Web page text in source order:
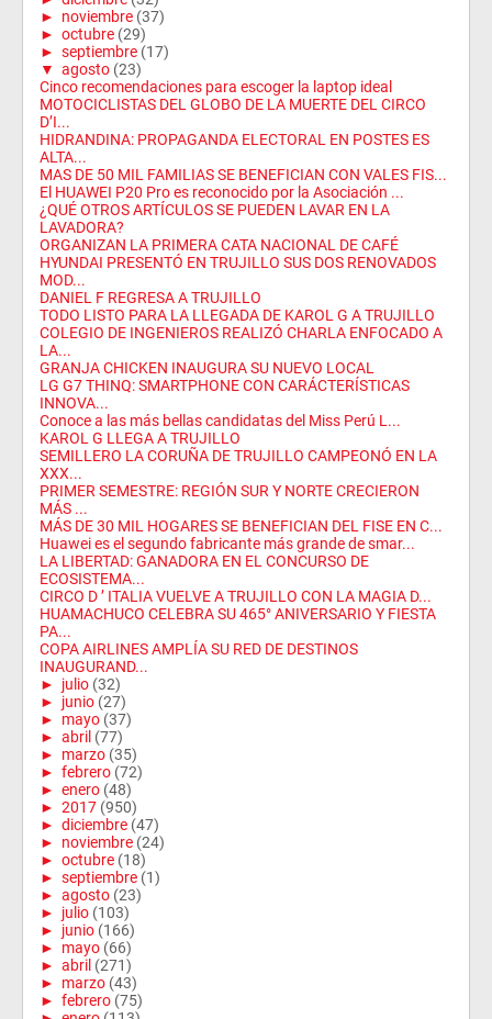
► noviembre (37)
► octubre (29)
► septiembre (17)
▼ agosto (23)
Cinco recomendaciones para escoger la laptop ideal
MOTOCICLISTAS DEL GLOBO DE LA MUERTE DEL CIRCO
D’I...
HIDRANDINA: PROPAGANDA ELECTORAL EN POSTES ES
ALTA...
MAS DE 50 MIL FAMILIAS SE BENEFICIAN CON VALES FIS...
El HUAWEI P20 Pro es reconocido por la Asociación ...
¿QUÉ OTROS ARTÍCULOS SE PUEDEN LAVAR EN LA
LAVADORA?
ORGANIZAN LA PRIMERA CATA NACIONAL DE CAFÉ
HYUNDAI PRESENTÓ EN TRUJILLO SUS DOS RENOVADOS
MOD...
DANIEL F REGRESA A TRUJILLO
TODO LISTO PARA LA LLEGADA DE KAROL G A TRUJILLO
COLEGIO DE INGENIEROS REALIZÓ CHARLA ENFOCADO A
LA...
GRANJA CHICKEN INAUGURA SU NUEVO LOCAL
LG G7 THINQ: SMARTPHONE CON CARÁCTERÍSTICAS
INNOVA...
Conoce a las más bellas candidatas del Miss Perú L...
KAROL G LLEGA A TRUJILLO
SEMILLERO LA CORUÑA DE TRUJILLO CAMPEONÓ EN LA
XXX...
PRIMER SEMESTRE: REGIÓN SUR Y NORTE CRECIERON
MÁS ...
MÁS DE 30 MIL HOGARES SE BENEFICIAN DEL FISE EN C...
Huawei es el segundo fabricante más grande de smar...
LA LIBERTAD: GANADORA EN EL CONCURSO DE
ECOSISTEMA...
CIRCO D ’ ITALIA VUELVE A TRUJILLO CON LA MAGIA D...
HUAMACHUCO CELEBRA SU 465° ANIVERSARIO Y FIESTA
PA...
COPA AIRLINES AMPLÍA SU RED DE DESTINOS
INAUGURAND...
► julio (32)
► junio (27)
► mayo (37)
► abril (77)
► marzo (35)
► febrero (72)
► enero (48)
► 2017 (950)
► diciembre (47)
► noviembre (24)
► octubre (18)
► septiembre (1)
► agosto (23)
► julio (103)
► junio (166)
► mayo (66)
► abril (271)
► marzo (43)
► febrero (75)